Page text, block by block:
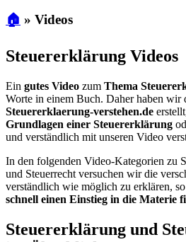
🏠 » Videos
Steuererklärung Videos
Ein gutes Video zum Thema
Worte in einem Buch. Daher haben wir
Steuererklaerung-verstehen.de
Grundlagen einer Steuererklärung
und verständlich mit unseren Video
In den folgenden Video-Kategorien zu
und Steuerrecht versuchen wir die
verständlich wie möglich zu erklären, so
schnell einen Einstieg in die Materie
Steuererklärung und